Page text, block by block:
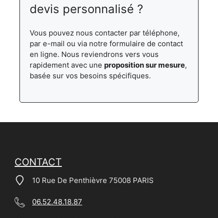
devis personnalisé ?
Vous pouvez nous contacter par téléphone,
par e-mail ou via notre formulaire de contact
en ligne. Nous reviendrons vers vous
rapidement avec une proposition sur mesure,
basée sur vos besoins spécifiques.
CONTACT
10 Rue De Penthièvre 75008 PARIS
06.52.48.18.87